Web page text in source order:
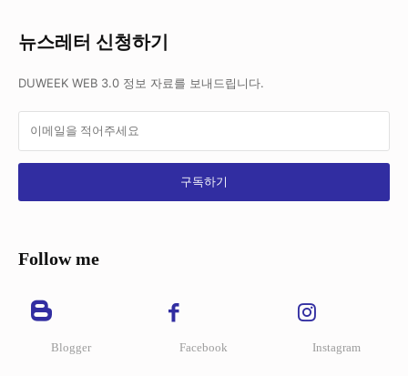
뉴스레터 신청하기
DUWEEK WEB 3.0 정보 자료를 보내드립니다.
구독하기
Follow me
Blogger Facebook Instagram